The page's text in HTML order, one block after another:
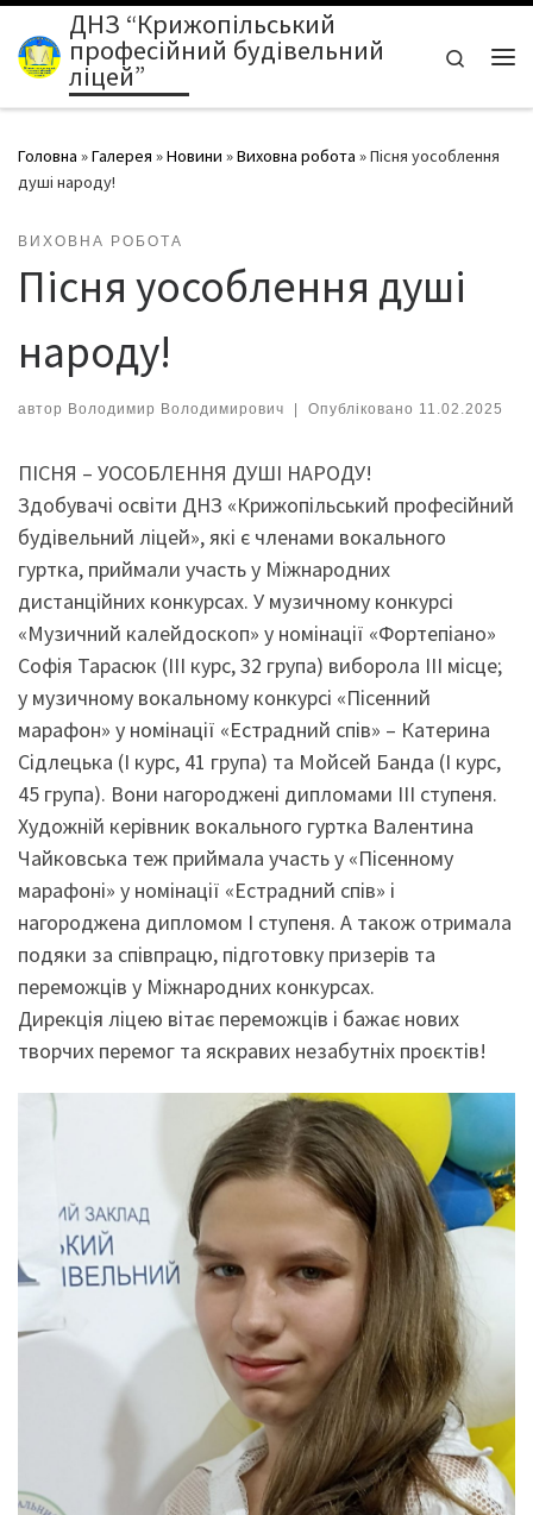
Перейти до вмісту
ДНЗ “Крижопільський
професійний будівельний
ліцей”
Search
Головна »Галерея »Новини »Виховна робота »Пісня уособлення
душі народу!
ВИХОВНА РОБОТА
Пісня уособлення душі
народу!
автор Володимир Володимирович Опубліковано 11.02.2025
ПІСНЯ – УОСОБЛЕННЯ ДУШІ НАРОДУ!
Здобувачі освіти ДНЗ «Крижопільський професійний
будівельний ліцей», які є членами вокального
гуртка, приймали участь у Міжнародних
дистанційних конкурсах. У музичному конкурсі
«Музичний калейдоскоп» у номінації «Фортепіано»
Софія Тарасюк (ІІІ курс, 32 група) виборола ІІІ місце;
у музичному вокальному конкурсі «Пісенний
марафон» у номінації «Естрадний спів» – Катерина
Сідлецька (І курс, 41 група) та Мойсей Банда (І курс,
45 група). Вони нагороджені дипломами ІІІ ступеня.
Художній керівник вокального гуртка Валентина
Чайковська теж приймала участь у «Пісенному
марафоні» у номінації «Естрадний спів» і
нагороджена дипломом І ступеня. А також отримала
подяки за співпрацю, підготовку призерів та
переможців у Міжнародних конкурсах.
Дирекція ліцею вітає переможців і бажає нових
творчих перемог та яскравих незабутніх проєктів!